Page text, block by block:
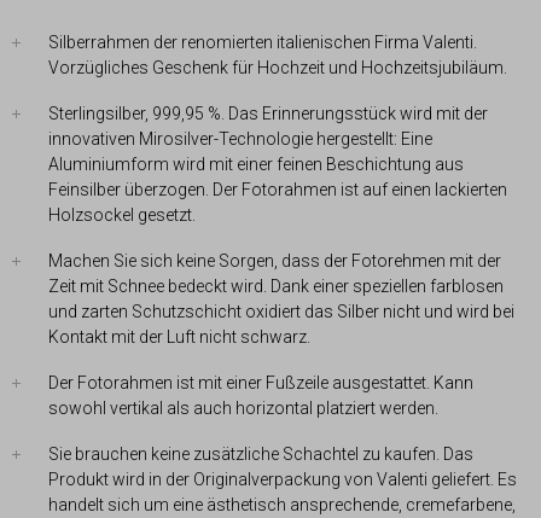
Silberrahmen der renomierten italienischen Firma Valenti.
Vorzügliches Geschenk für Hochzeit und Hochzeitsjubiläum.
Sterlingsilber, 999,95 %. Das Erinnerungsstück wird mit der
innovativen Mirosilver-Technologie hergestellt: Eine
Aluminiumform wird mit einer feinen Beschichtung aus
Feinsilber überzogen. Der Fotorahmen ist auf einen lackierten
Holzsockel gesetzt.
Machen Sie sich keine Sorgen, dass der Fotorehmen mit der
Zeit mit Schnee bedeckt wird. Dank einer speziellen farblosen
und zarten Schutzschicht oxidiert das Silber nicht und wird bei
Kontakt mit der Luft nicht schwarz.
Der Fotorahmen ist mit einer Fußzeile ausgestattet. Kann
sowohl vertikal als auch horizontal platziert werden.
Sie brauchen keine zusätzliche Schachtel zu kaufen. Das
Produkt wird in der Originalverpackung von Valenti geliefert. Es
handelt sich um eine ästhetisch ansprechende, cremefarbene,